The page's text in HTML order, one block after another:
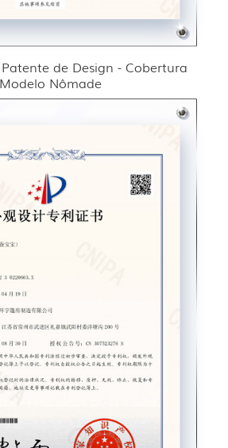
de Design - Cobertura
Modelo Nômade